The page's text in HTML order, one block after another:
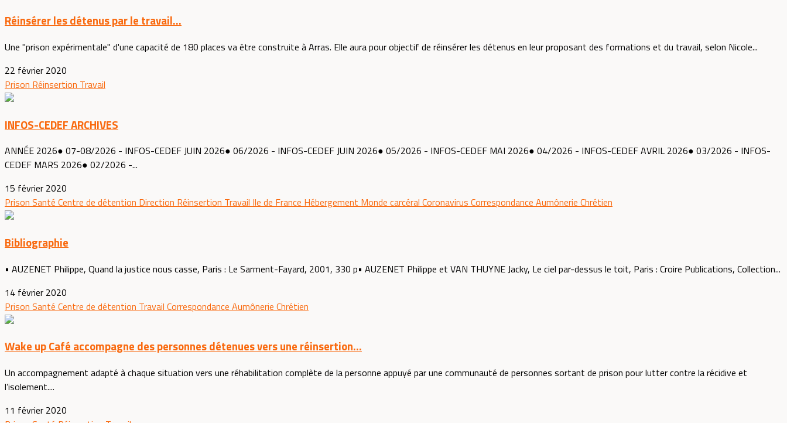
Réinsérer les détenus par le travail...
Une "prison expérimentale" d'une capacité de 180 places va être construite à Arras. Elle aura pour objectif de réinsérer les détenus en leur proposant des formations et du travail, selon Nicole...
22 février 2020
Prison Réinsertion Travail
INFOS-CEDEF ARCHIVES
ANNÉE 2026● 07-08/2026 - INFOS-CEDEF JUIN 2026● 06/2026 - INFOS-CEDEF JUIN 2026● 05/2026 - INFOS-CEDEF MAI 2026● 04/2026 - INFOS-CEDEF AVRIL 2026● 03/2026 - INFOS-
CEDEF MARS 2026● 02/2026 -...
15 février 2020
Prison Santé Centre de détention Direction Réinsertion Travail Ile de France Hébergement Monde carcéral Coronavirus Correspondance Aumônerie Chrétien
Bibliographie
• AUZENET Philippe, Quand la justice nous casse, Paris : Le Sarment-Fayard, 2001, 330 p• AUZENET Philippe et VAN THUYNE Jacky, Le ciel par-dessus le toit, Paris : Croire Publications, Collection...
14 février 2020
Prison Santé Centre de détention Travail Correspondance Aumônerie Chrétien
Wake up Café accompagne des personnes détenues vers une réinsertion...
Un accompagnement adapté à chaque situation vers une réhabilitation complète de la personne appuyé par une communauté de personnes sortant de prison pour lutter contre la récidive et
l’isolement....
11 février 2020